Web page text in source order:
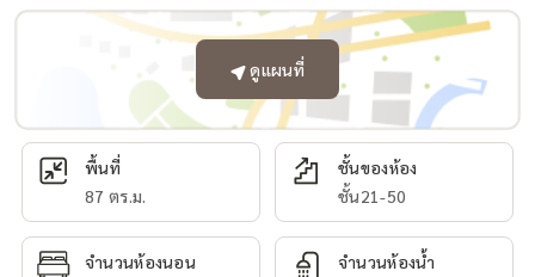
ดูแผนที่
พื้นที่
87 ตร.ม.
ชั้นของห้อง
ชั้น21-50
จำนวนห้องนอน
จำนวนห้องน้ำ